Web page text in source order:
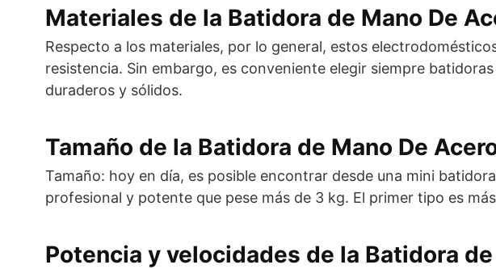
Materiales de la Batidora de Mano De
Respecto a los materiales, por lo general, estos
resistencia. Sin embargo, es conveniente elegir siempre
duraderos y sólidos.
Tamaño de la Batidora de Mano De
Tamaño: hoy en día, es posible encontrar desde una mini
profesional y potente que pese más de 3 kg. El primer tipo es
Potencia y velocidades de la Batidora